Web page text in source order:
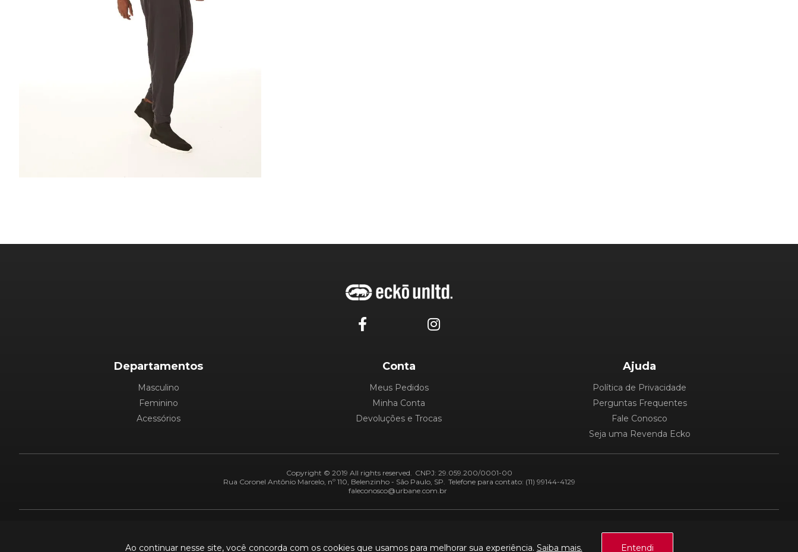
Ao continuar nesse site, você concorda com os cookies que usamos para melhorar sua experiência. Saiba mais. Entendi
Departamentos
Masculino
Feminino
Acessórios
Conta
Meus Pedidos
Minha Conta
Devoluções e Trocas
Ajuda
Política de Privacidade
Perguntas Frequentes
Fale Conosco
Seja uma Revenda Ecko
Copyright © 2019 All rights reserved. CNPJ: 29.059.200/0001-00
Rua Coronel Antônio Marcelo, nº 110, Belenzinho - São Paulo, SP. Telefone para contato: (11) 99144-4129
faleconosco@urbane.com.br